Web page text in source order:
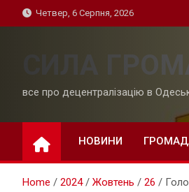
to
Четвер, 6 Серпня, 2026
СИЛА
все про децентралізацію в
НОВИНИ
Home 2024 Жовтень 26